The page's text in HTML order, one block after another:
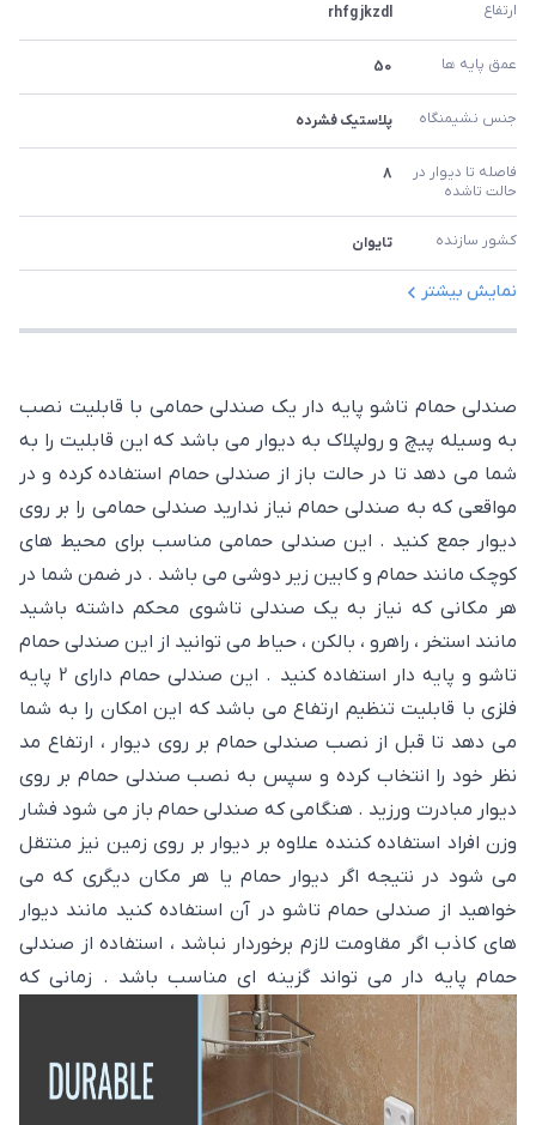
ارتفاع rhfg jkzdl
عمق پایه ها 50
جنس نشیمنگاه پلاستیک فشرده
حالت تاشده
8
کشور سازنده تایوان
نمایش بیشتر
صندلی حمام تاشو پایه دار یک صندلی حمامی با قابلیت نصب
به وسیله پیچ و رولپلاک به دیوار می باشد که این قابلیت را به
شما می دهد تا در حالت باز از صندلی حمام استفاده کرده و در
مواقعی که به صندلی حمام نیاز ندارید صندلی حمامی را بر روی
دیوار جمع کنید . این صندلی حمامی مناسب برای محیط های
کوچک مانند حمام و کابین زیر دوشی می باشد . در ضمن شما در
هر مکانی که نیاز به یک صندلی تاشوی محکم داشته باشید
مانند استخر ، راهرو ، بالکن ، حیاط می توانید از این صندلی حمام
تاشو و پایه دار استفاده کنید . این صندلی حمام دارای 2 پایه
فلزی با قابلیت تنظیم ارتفاع می باشد که این امکان را به شما
می دهد تا قبل از نصب صندلی حمام بر روی دیوار ، ارتفاع مد
نظر خود را انتخاب کرده و سپس به نصب صندلی حمام بر روی
دیوار مبادرت ورزید . هنگامی که صندلی حمام باز می شود فشار
وزن افراد استفاده کننده علاوه بر دیوار بر روی زمین نیز منتقل
می شود در نتیجه اگر دیوار حمام یا هر مکان دیگری که می
خواهید از صندلی حمام تاشو در آن استفاده کنید مانند دیوار
های کاذب اگر مقاومت لازم برخوردار نباشد ، استفاده از صندلی
حمام پایه دار می تواند گزینه ای مناسب باشد . زمانی که
صندلی باز می شود پایه ها بر روی زمین قرار می گیرد . در قسمت
انتهایی پایه های فلزی صندلی حمام پاشنه هایی لاستیکی
تعبیه شده است که از آسیب رساندن و لیز خوردن پایه های
فلزی بر روی سرامیک کف حمام جلوگیری می کند پایه های